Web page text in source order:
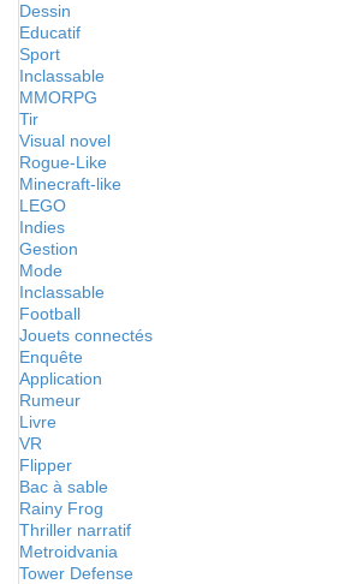
Dessin
Educatif
Sport
Inclassable
MMORPG
Tir
Visual novel
Rogue-Like
Minecraft-like
LEGO
Indies
Gestion
Mode
Inclassable
Football
Jouets connectés
Enquête
Application
Rumeur
Livre
VR
Flipper
Bac à sable
Rainy Frog
Thriller narratif
Metroidvania
Tower Defense